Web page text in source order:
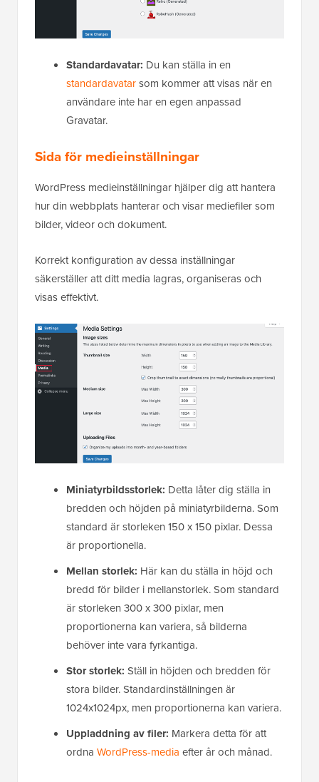
Standardavatar: Du kan ställa in en
standardavatarsom kommer att visas när en
användare inte har en egen anpassad
Gravatar.
Sida för medieinställningar
WordPress medieinställningar hjälper dig att hantera
hur din webbplats hanterar och visar mediefiler som
bilder, videor och dokument.
Korrekt konfiguration av dessa inställningar
säkerställer att ditt media lagras, organiseras och
visas effektivt.
Miniatyrbildsstorlek: Detta låter dig ställa in
bredden och höjden på miniatyrbilderna. Som
standard är storleken 150 x 150 pixlar. Dessa
är proportionella.
Mellan storlek: Här kan du ställa in höjd och
bredd för bilder i mellanstorlek. Som standard
är storleken 300 x 300 pixlar, men
proportionerna kan variera, så bilderna
behöver inte vara fyrkantiga.
Stor storlek: Ställ in höjden och bredden för
stora bilder. Standardinställningen är
1024x1024px, men proportionerna kan variera.
Uppladdning av filer: Markera detta för att
ordna WordPress-media efter år och månad.